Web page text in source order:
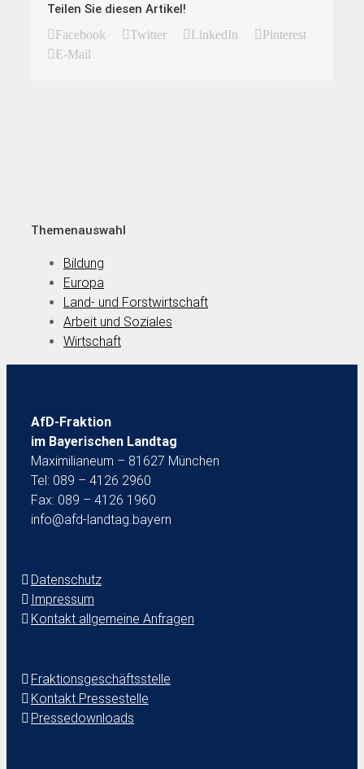
Teilen Sie diesen Artikel!
Facebook Twitter LinkedIn
Pinterest
E-Mail
Themenauswahl
Bildung
Europa
Land- und Forstwirtschaft
Arbeit und Soziales
Wirtschaft
AfD-Fraktion
im Bayerischen Landtag
Maximilianeum – 81627 München
Tel: 089 – 4126 2960
Fax: 089 – 4126 1960
info@afd-landtag.bayern
Datenschutz
Impressum
Kontakt allgemeine Anfragen
Fraktionsgeschäftsstelle
Kontakt Pressestelle
Pressedownloads